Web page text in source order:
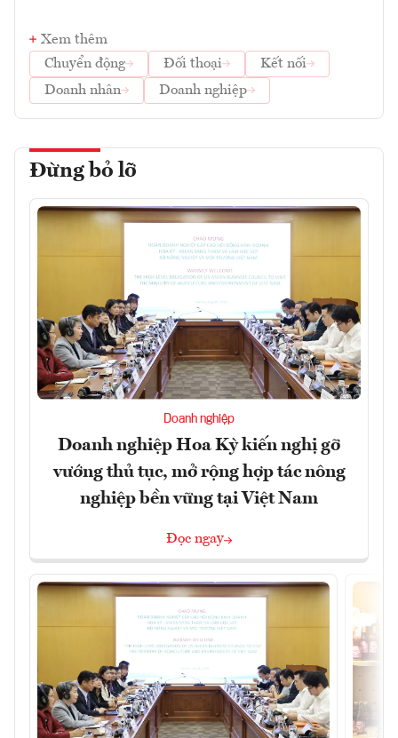
Xem thêm
Chuyển động
Đối thoại
Kết nối
Doanh nhân
Doanh nghiệp
Đừng bỏ lỡ
Doanh nghiệp
Doanh nghiệp Hoa Kỳ kiến nghị gỡ
vướng thủ tục, mở rộng hợp tác nông
nghiệp bền vững tại Việt Nam
Đọc ngay